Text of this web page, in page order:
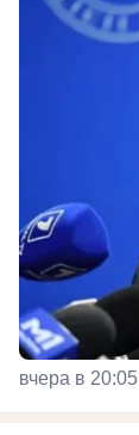
вчера в 20:05